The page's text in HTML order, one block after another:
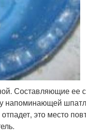
Составляющие ее
напоминающей
это место